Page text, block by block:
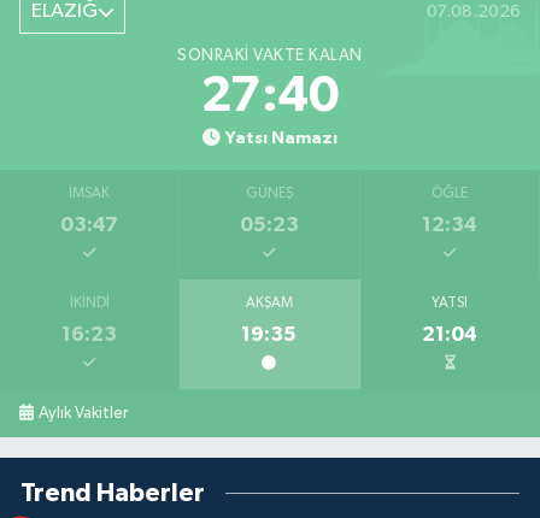
ELAZIĞ 07.08.2026
SONRAKI VAKTE KALAN
27:39
Yatsı Namazı
İMSAK
03:47
GÜNEŞ
05:23
ÖĞLE
12:34
İKINDI
16:23
AKŞAM
19:35
YATSI
21:04
Aylık Vakitler
Trend Haberler